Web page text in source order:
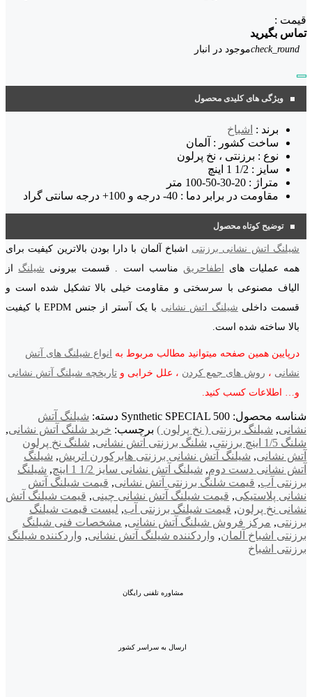
قیمت :
تماس بگیرید
check_roundموجود در انبار
ویژگی های کلیدی محصول
برند : اشباخ
ساخت کشور : آلمان
نوع : برزنتی ، نخ پرلون
سایز : 1/2 1 اینچ
متراژ : 20-30-50-100 متر
مقاومت در برابر دما : 40- درجه و 100+ درجه سانتی گراد
توضیح کوتاه محصول
شیلنگ اتش نشانی برزنتی اشباخ آلمان با دارا بودن بالاترین کیفیت برای
همه عملیات های
اطفاحریق مناسب است . قسمت بیرونی شیلنگ از
الیاف مصنوعی با سرسختی و مقاومت خیلی بالا تشکیل شده است و
قسمت داخلی شیلنگ اتش نشانی
با یک آستر از جنس EPDM با کیفیت
بالا ساخته شده است.
درپایین همین صفحه میتوانید مطالب مربوط به
انواع شیلنگ های آتش
نشانی ، روش های جمع کردن ، علل خرابی و تاریخچه شیلنگ آتش نشانی
و… اطلاعات کسب کنید.
شناسه محصول: Synthetic SPECIAL 500 دسته: شیلنگ آتش
نشانی, شیلنگ برزنتی ( نخ پرلون ) برچسب: خرید شلنگ آتش نشانی,
شلنگ 1/5 اینچ برزنتی
, شلنگ برزنتی آتش نشانی, شلنگ نخ پرلون
آتش نشانی, شیلنگ آتش نشانی برزنتی هابرکورن اتریش, شیلنگ
آتش نشانی دست دوم, شیلنگ آتش نشانی سایز 1/2 1 اینچ , شیلنگ
برزنتی آب, قیمت شلنگ برزنتی آتش نشانی, قیمت شیلنگ آتش
نشانی پلاستیکی, قیمت شیلنگ آتش نشانی چینی, قیمت شیلنگ آتش
نشانی نخ پرلون, قیمت شیلنگ برزنتی آب, لیست قیمت شیلنگ
برزنتی, مرکز فروش شیلنگ آتش نشانی, مشخصات فنی شیلنگ
برزنتی اشباخ آلمان, واردکننده شیلنگ آتش نشانی, واردکننده شیلنگ
برزنتی اشباخ
مشاوره تلفنی رایگان
ارسال به سراسر کشور